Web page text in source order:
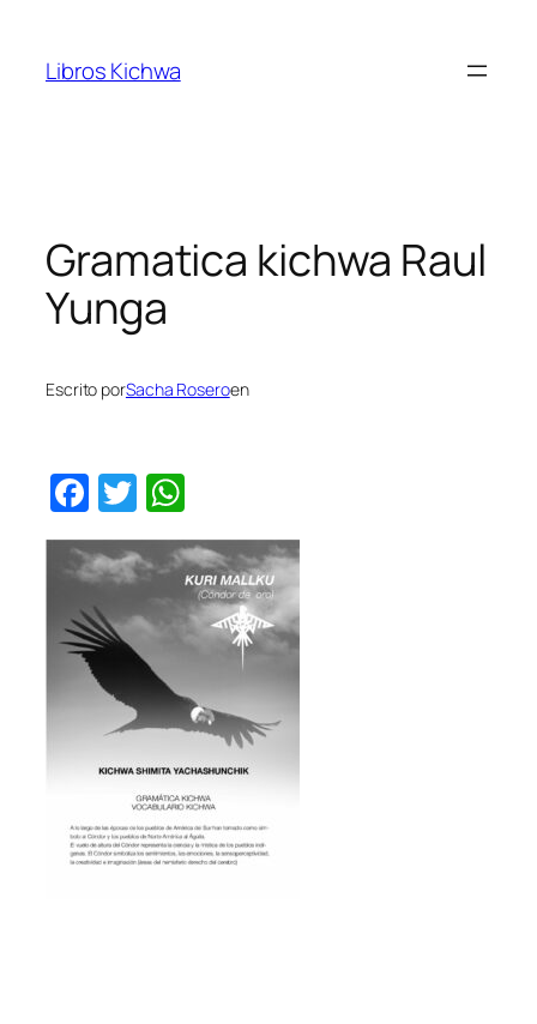
contenido
Libros Kichwa
Gramatica kichwa Raul
Yunga
Escrito porSacha Roseroen
Facebook
Twitter